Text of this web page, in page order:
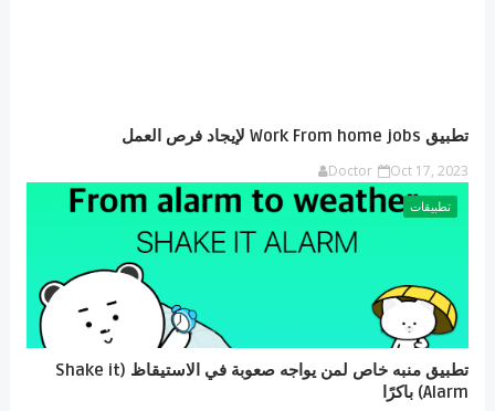
تطبيق Work From home jobs لإيجاد فرص العمل
Doctor Oct 17, 2023
تطبيقات
تطبيق منبه خاص لمن يواجه صعوبة في الاستيقاظ (Shake it
Alarm) باكرًا